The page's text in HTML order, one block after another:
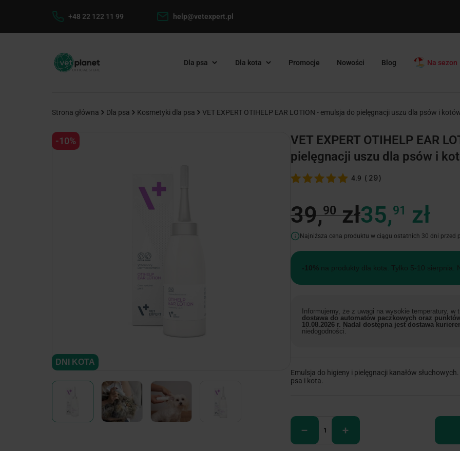
+48 22 122 11 99 help@vetexpert.pl
Dla psa Dla kota Promocje Nowości Blog Na sezon
Strona główna Dla psa Kosmetyki dla psa VET EXPERT OTIHELP EAR LOTION - emulsja do pielęgnacji uszu dla psów i
-10%
DNI KOTA
VET EXPERT OTIHELP EAR
pielęgnacji uszu dla psów i
4.9 ( 29)
39,90zł35,91 zł
Najniższa cena produktu w ciągu ostatnich 30 dni przed
-10%na produkty dla kota. Tylko 5-10 sierpnia.
Informujemy, że z uwagi na wysokie temperatury,
dostawa do automatów paczkowych oraz
10.08.2026 r. Nadal dostępna jest dostawa
niedogodności.
Emulsja do higieny i pielęgnacji kanałów
psa i kota.